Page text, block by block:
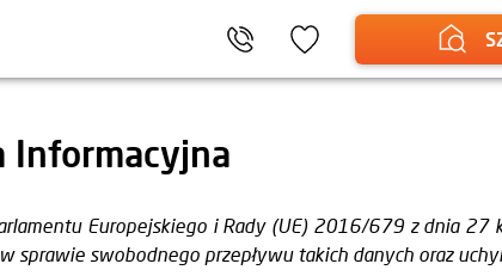
LOKALE USŁUGOWE
Informacyjna
Europejskiego i Rady (UE) 2016/679 z dnia
sprawie swobodnego przepływu takich danych oraz